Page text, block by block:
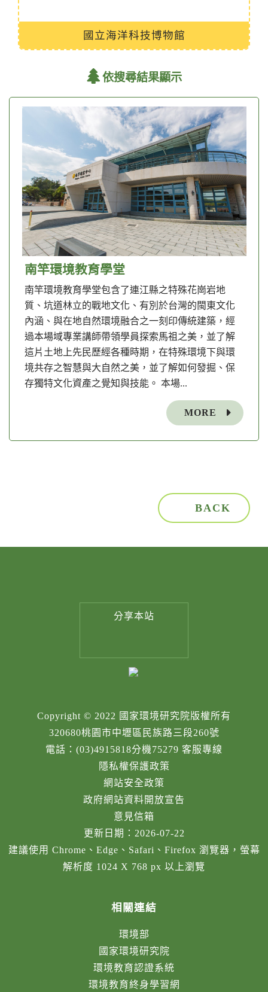
國立海洋科技博物館
依搜尋結果顯示
南竿環境教育學堂
南竿環境教育學堂包含了連江縣之特殊花崗岩地
質、坑道林立的戰地文化、有別於台灣的閩東文化
內涵、與在地自然環境融合之一刻印傳統建築，經
過本場域專業講師帶領學員探索馬祖之美，並了解
這片土地上先民歷經各種時期，在特殊環境下與環
境共存之智慧與大自然之美，並了解如何發掘、保
存獨特文化資產之覺知與技能。 本場...
MORE
BACK
分享本站
Copyright © 2022 國家環境研究院版權所有
320680桃園市中壢區民族路三段260號
電話：(03)4915818分機75279 客服專線
隱私權保護政策
網站安全政策
政府網站資料開放宣告
意見信箱
更新日期：2026-07-22
建議使用 Chrome、Edge、Safari、Firefox 瀏覽器，螢幕
解析度 1024 X 768 px 以上瀏覽
相關連結
環境部
國家環境研究院
環境教育認證系統
環境教育終身學習網